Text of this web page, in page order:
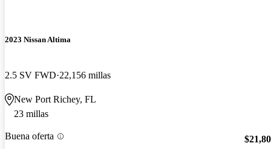
2023 Nissan Altima
2.5 SV FWD 22,156 millas
New Port Richey, FL
23 millas
Buena oferta